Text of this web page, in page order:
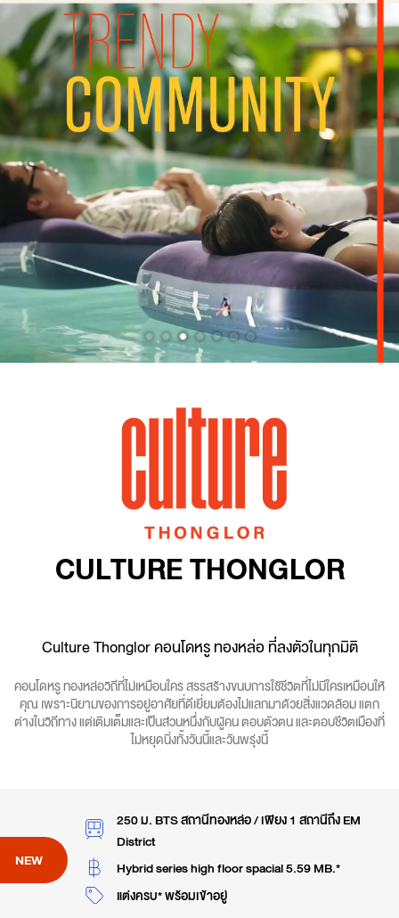
CULTURE THONGLOR
Culture Thonglor คอนโดหรู ทองหล่อ ที่ลงตัวในทุกมิติ
คอนโดหรู ทองหล่อวิถีที่ไม่เหมือนใคร สรรสร้างขนบการใช้ชีวิตที่ไม่มีใครเหมือนให้
คุณ เพราะนิยามของการอยู่อาศัยที่ดีเยี่ยมต้องไม่แลกมาด้วยสิ่งแวดล้อม แตก
ต่างในวิถีทาง แต่เติมเต็มและเป็นส่วนหนึ่งกับผู้คน ตอบตัวตน และตอบชีวิตเมืองที่
ไม่หยุดนิ่งทั้งวันนี้และวันพรุ่งนี้
NEW
250 ม. BTS สถานีทองหล่อ / เพียง 1 สถานีถึง EM
District
Hybrid series high floor spacial 5.59 MB.*
แต่งครบ* พร้อมเข้าอยู่